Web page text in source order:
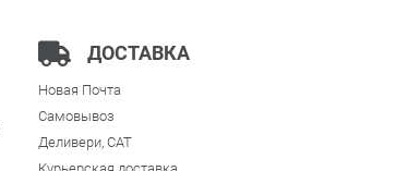
ДОСТАВКА
Новая Почта
Самовывоз
Деливери, CAT